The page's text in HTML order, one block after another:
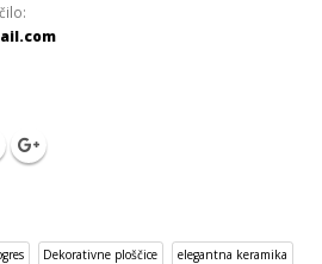
Dekorativne ploščice elegantna keramika